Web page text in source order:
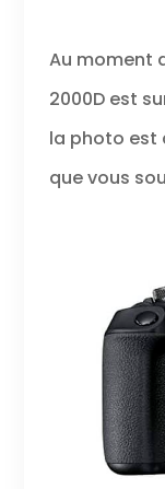
Au moment
2000D est
la photo est
que vous